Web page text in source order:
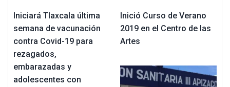
Iniciará Tlaxcala última
semana de vacunación
contra Covid-19 para
rezagados,
embarazadas y
adolescentes con
Inició Curso de Verano
2019 en el Centro de las
Artes